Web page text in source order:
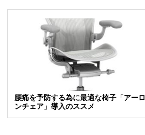
腰痛を予防する為に最適な椅子「アーロ
ンチェア」導入のススメ